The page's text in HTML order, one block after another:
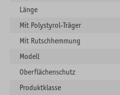
Länge
Mit Polystyrol-Träger
Mit Rutschhemmung
Modell
Oberflächenschutz
Produktklasse